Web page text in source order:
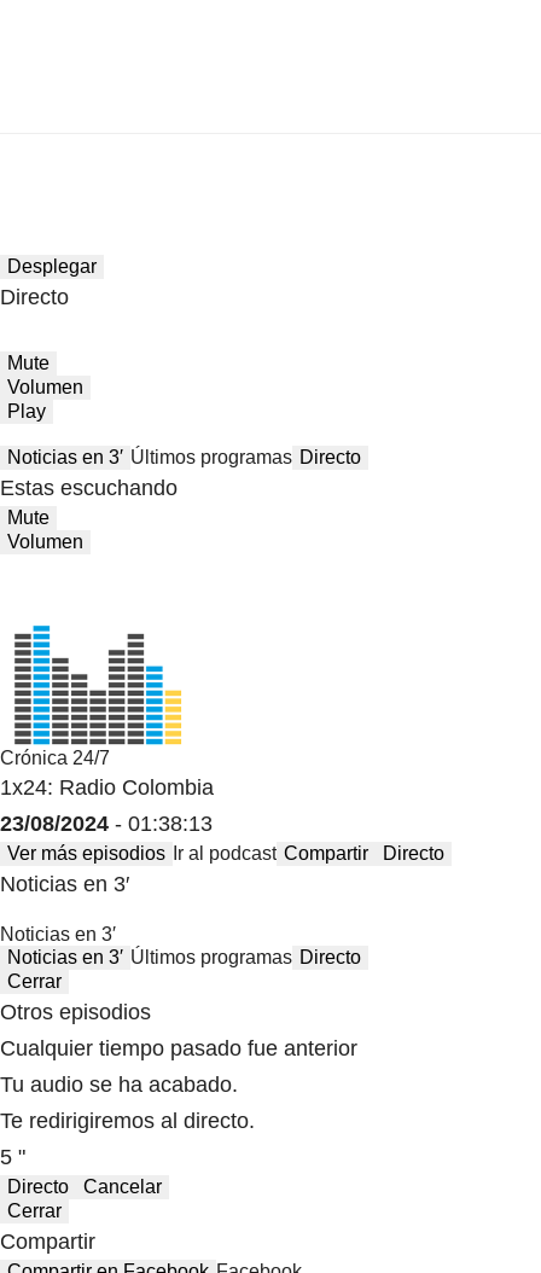
Desplegar
Directo
Mute
Volumen
Play
Noticias en 3′ Últimos programas Directo
Estas escuchando
Mute
Volumen
Crónica 24/7
1x24: Radio Colombia
23/08/2024 - 01:38:13
Ver más episodios Ir al podcast Compartir Directo
Noticias en 3′
Noticias en 3′
Noticias en 3′ Últimos programas Directo
Cerrar
Otros episodios
Cualquier tiempo pasado fue anterior
Tu audio se ha acabado.
Te redirigiremos al directo.
5 "
Directo
Cancelar
Cerrar
Compartir